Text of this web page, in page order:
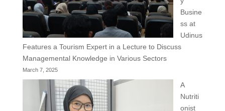
Busine
ss at
Udinus
Features a Tourism Expert in a Lecture to Discuss
Managemental Knowledge in Various Sectors
March 7, 2025
A
Nutriti
onist